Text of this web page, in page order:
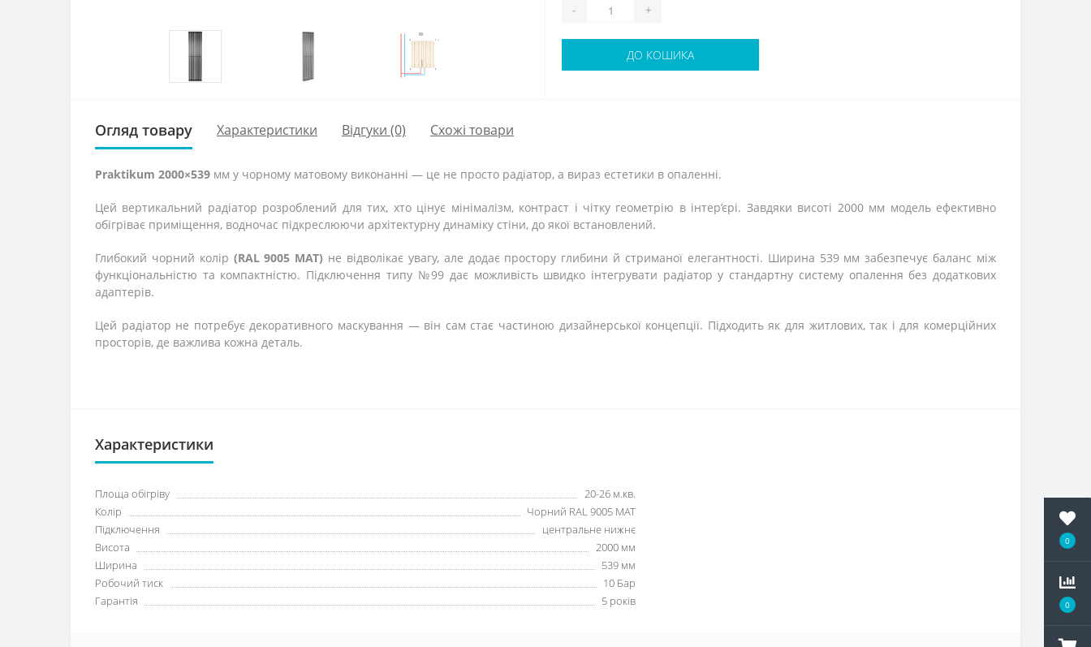
0
0
- +
ДО КОШИКА
Огляд товару Характеристики Відгуки (0) Схожі товари
Praktikum 2000×539 мм у чорному матовому виконанні — це не просто радіатор, а вираз естетики в опаленні.
Цей вертикальний радіатор розроблений для тих, хто цінує мінімалізм, контраст і чітку геометрію в інтер’єрі. Завдяки висоті 2000 мм модель ефективно
обігріває приміщення, водночас підкреслюючи архітектурну динаміку стіни, до якої встановлений.
Глибокий чорний колір (RAL 9005 MAT) не відволікає увагу, але додає простору глибини й стриманої елегантності. Ширина 539 мм забезпечує баланс між
функціональністю та компактністю. Підключення типу №99 дає можливість швидко інтегрувати радіатор у стандартну систему опалення без додаткових
адаптерів.
Цей радіатор не потребує декоративного маскування — він сам стає частиною дизайнерської концепції. Підходить як для житлових, так і для комерційних
просторів, де важлива кожна деталь.
Характеристики
Площа обігріву
20-26 м.кв.
Колір
Чорний RAL 9005 MAT
Підключення
центральне нижнє
Висота
2000 мм
Ширина
539 мм
Робочий тиск
10 Бар
Гарантія
5 років